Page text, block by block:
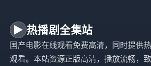
▶ 热播剧全集站
国产电影在线观看免费高清，同时提供
观看。本站资源正版高清，播放流畅，